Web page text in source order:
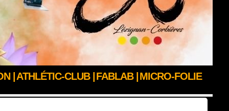
| ATHLÉTIC-CLUB | FABLAB | MICRO-FOLIE